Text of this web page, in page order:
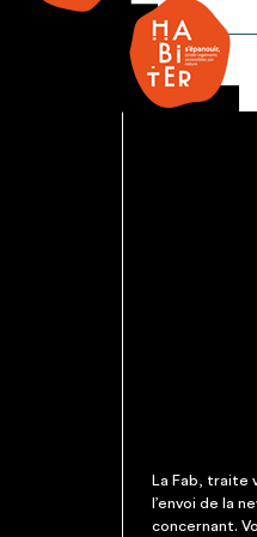
La Fab, traite
l’envoi de la
concernant.